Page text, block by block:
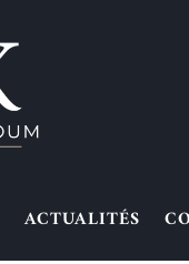
ACTUALITÉS